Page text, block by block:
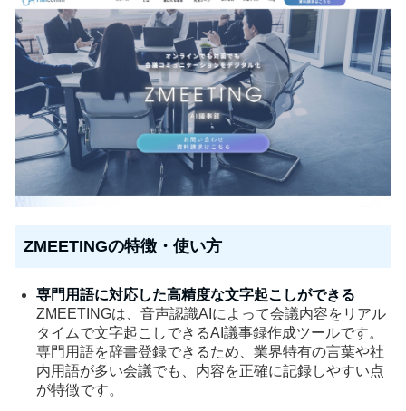
ZMEETINGの特徴・使い方
専門用語に対応した高精度な文字起こしができる
ZMEETINGは、音声認識AIによって会議内容をリアル
タイムで文字起こしできるAI議事録作成ツールです。
専門用語を辞書登録できるため、業界特有の言葉や社
内用語が多い会議でも、内容を正確に記録しやすい点
が特徴です。